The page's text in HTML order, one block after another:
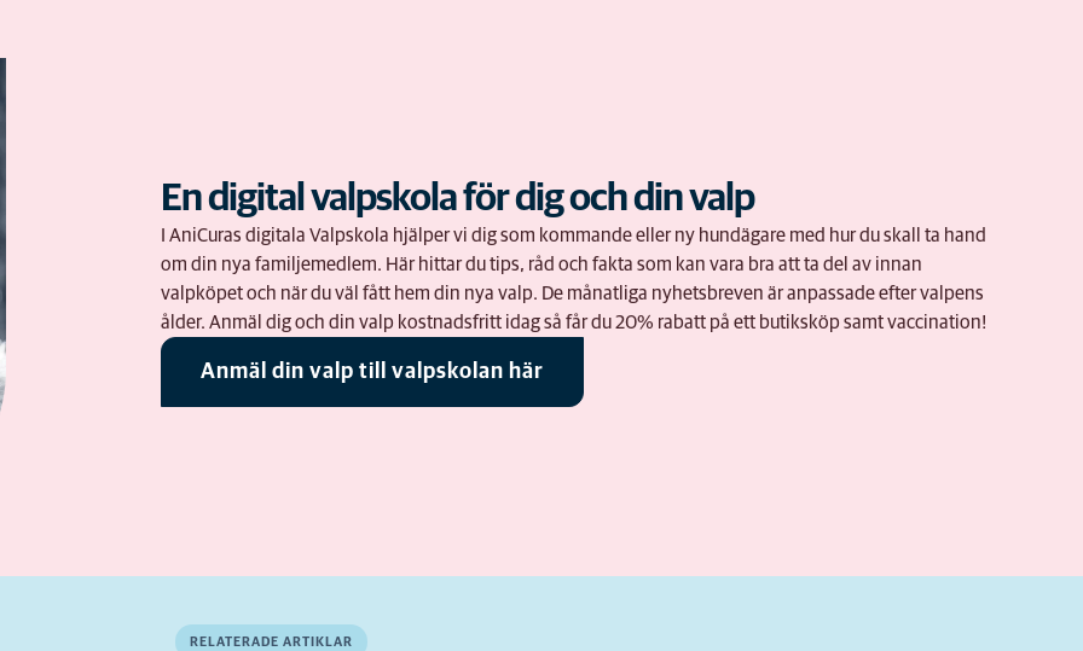
En digital valpskola för dig och din valp
I AniCuras digitala Valpskola hjälper vi dig som kommande eller ny hundägare med hur du skall ta hand
om din nya familjemedlem. Här hittar du tips, råd och fakta som kan vara bra att ta del av innan
valpköpet och när du väl fått hem din nya valp. De månatliga nyhetsbreven är anpassade efter valpens
ålder. Anmäl dig och din valp kostnadsfritt idag så får du 20% rabatt på ett butiksköp samt vaccination!
Anmäl din valp till valpskolan här
RELATERADE ARTIKLAR